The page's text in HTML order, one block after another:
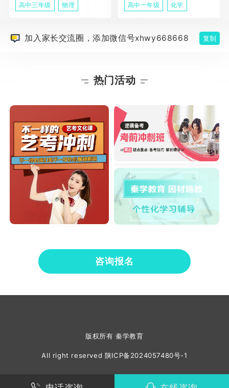
高中三年级 物理 高中一年级 化学
加入家长交流圈，添加微信号xhwy668668 复制
热门活动
咨询报名
版权所有 秦学教育
All right reserved 陕ICP备2024057480号-1